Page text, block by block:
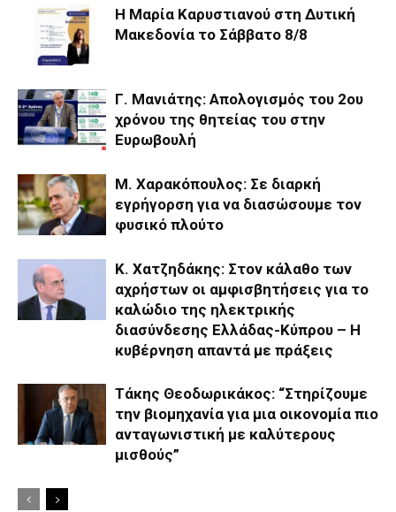
Η Μαρία Καρυστιανού στη Δυτική
Μακεδονία το Σάββατο 8/8
Γ. Μανιάτης: Aπολογισμός του 2ου
χρόνου της θητείας του στην
Ευρωβουλή
Μ. Χαρακόπουλος: Σε διαρκή
εγρήγορση για να διασώσουμε τον
φυσικό πλούτο
Κ. Χατζηδάκης: Στον κάλαθο των
αχρήστων οι αμφισβητήσεις για το
καλώδιο της ηλεκτρικής
διασύνδεσης Ελλάδας-Κύπρου – Η
κυβέρνηση απαντά με πράξεις
Τάκης Θεοδωρικάκος: “Στηρίζουμε
την βιομηχανία για μια οικονομία πιο
ανταγωνιστική με καλύτερους
μισθούς”